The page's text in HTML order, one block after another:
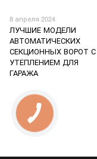
8 апреля 2024
ЛУЧШИЕ МОДЕЛИ
АВТОМАТИЧЕСКИХ
СЕКЦИОННЫХ ВОРОТ С
УТЕПЛЕНИЕМ ДЛЯ
ГАРАЖА